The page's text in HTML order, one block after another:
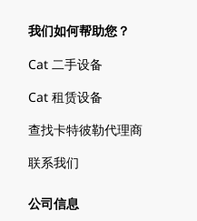
我们如何帮助您？
Cat 二手设备
Cat 租赁设备
查找卡特彼勒代理商
联系我们
公司信息